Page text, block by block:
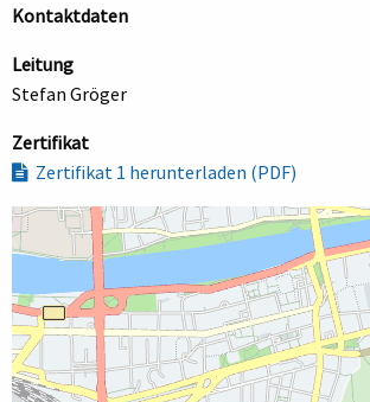
Kontaktdaten
Leitung
Stefan Gröger
Zertifikat
Zertifikat 1 herunterladen (PDF)